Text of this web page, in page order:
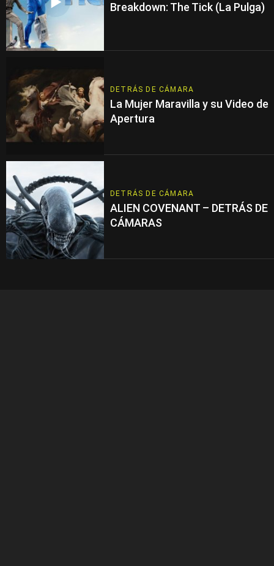
Breakdown: The Tick (La Pulga)
DETRÁS DE CÁMARA
La Mujer Maravilla y su Video de
Apertura
DETRÁS DE CÁMARA
ALIEN COVENANT – DETRÁS DE
CÁMARAS